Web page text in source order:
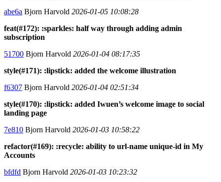
abe6a Bjorn Harvold 2026-01-05 10:08:28
feat(#172): :sparkles: half way through adding admin
subscription
51700 Bjorn Harvold 2026-01-04 08:17:35
style(#171): :lipstick: added the welcome illustration
f6307 Bjorn Harvold 2026-01-04 02:51:34
style(#170): :lipstick: added Iwuen’s welcome image to social
landing page
7e810 Bjorn Harvold 2026-01-03 10:58:22
refactor(#169): :recycle: ability to url-name unique-id in My
Accounts
bfdfd Bjorn Harvold 2026-01-03 10:23:32